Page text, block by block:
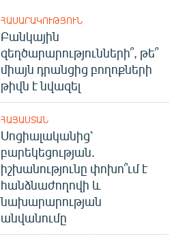
ՀԱՍԱՐԱԿՈՒԹՅՈՒՆ
Բանկային
զեղծարարությունների՞, թե՞
միայն դրանցից բողոքների
թիվն է նվազել
ՀԱՅԱՍՏԱՆ
Սոցիալականից՝
բարեկեցության.
իշխանությունը փոխո՞ւմ է
հանձնաժողովի և
նախարարության
անվանումը